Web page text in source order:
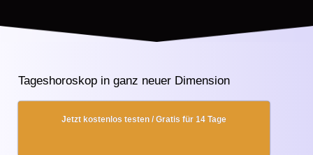
Tageshoroskop in ganz neuer Dimension
Jetzt kostenlos testen / Gratis für 14 Tage